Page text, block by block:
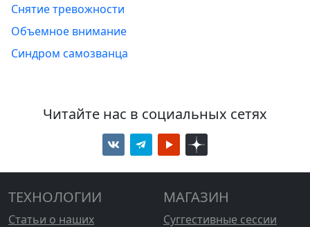
Снятие тревожности
Объемное внимание
Синдром самозванца
Читайте нас в социальных сетях
ТЕХНОЛОГИИ
Статьи о наших
МАГАЗИН
Суггестивные сессии